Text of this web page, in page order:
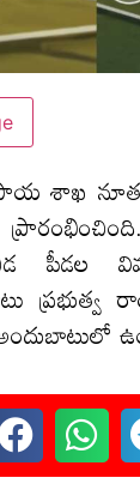
శాఖ
పీడల
ప్రభుత్వ